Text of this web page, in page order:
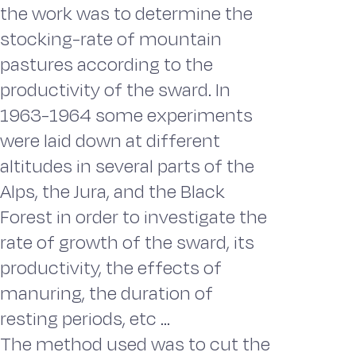
the work was to determine the
stocking-rate of mountain
pastures according to the
productivity of the sward. In
1963-1964 some experiments
were laid down at different
altitudes in several parts of the
Alps, the Jura, and the Black
Forest in order to investigate the
rate of growth of the sward, its
productivity, the effects of
manuring, the duration of
resting periods, etc ...
The method used was to cut the